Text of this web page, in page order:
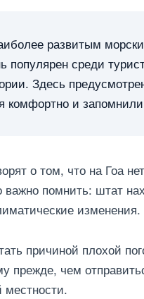
развитым
популярен среди
Здесь
комфортно и
о том, что на Гоа
помнить: штат
изменения.
причиной плохой
прежде, чем
местности.